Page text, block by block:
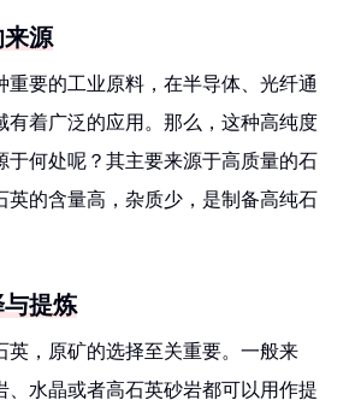
源
重要的工业原料，在半导体、光纤通
有着广泛的应用。那么，这种高纯度
于何处呢？其主要来源于高质量的石
英的含量高，杂质少，是制备高纯石
提炼
英，原矿的选择至关重要。一般来
、水晶或者高石英砂岩都可以用作提